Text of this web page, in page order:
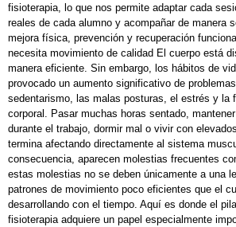
fisioterapia, lo que nos permite adaptar cada
reales de cada alumno y acompañar de manera
mejora física, prevención y recuperación
necesita movimiento de calidad El cuerpo está
manera eficiente. Sin embargo, los hábitos de
provocado un aumento significativo de
sedentarismo, las malas posturas, el estrés y la
corporal. Pasar muchas horas sentado,
durante el trabajo, dormir mal o vivir con
termina afectando directamente al sistema
consecuencia, aparecen molestias frecuentes
estas molestias no se deben únicamente a una
patrones de movimiento poco eficientes que el
desarrollando con el tiempo. Aquí es donde el
fisioterapia adquiere un papel especialmente